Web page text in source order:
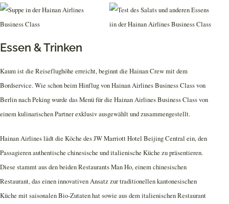
Essen & Trinken
Kaum ist die Reiseflughöhe erreicht, beginnt die Hainan Crew mit dem
Bordservice. Wie schon beim Hinflug von Hainan Airlines Business Class von
Berlin nach Peking wurde das Menü für die Hainan Airlines Business Class von
einem kulinarischen Partner exklusiv ausgewählt und zusammengestellt.
Hainan Airlines lädt die Köche des JW Marriott Hotel Beijing Central ein, den
Passagieren authentische chinesische und italienische Küche zu präsentieren.
Diese stammt aus den beiden Restaurants Man Ho, einem chinesischen
Restaurant, das einen innovativen Ansatz zur traditionellen kantonesischen
Küche mit saisonalen Bio-Zutaten hat sowie aus dem italienischen Restaurant